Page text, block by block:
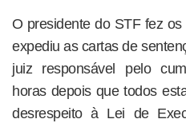
O presidente do STF fez
expediu as cartas de
juiz responsável pelo
horas depois que todos
desrespeito à Lei de